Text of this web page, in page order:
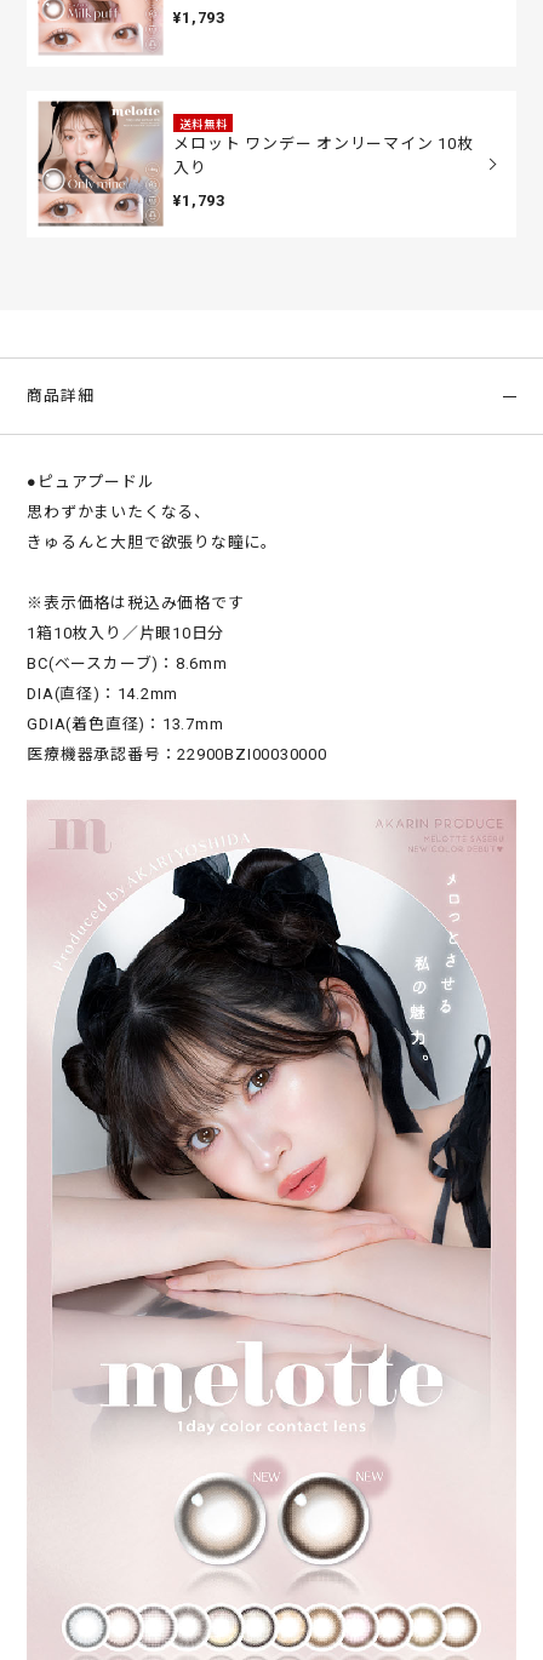
¥1,793
送料無料
メロット ワンデー オンリーマイン 10枚
入り
¥1,793
商品詳細
●ピュアプードル
思わずかまいたくなる、
きゅるんと大胆で欲張りな瞳に。
※表示価格は税込み価格です
1箱10枚入り／片眼10日分
BC(ベースカーブ)：8.6mm
DIA(直径)：14.2mm
GDIA(着色直径)：13.7mm
医療機器承認番号：22900BZI00030000